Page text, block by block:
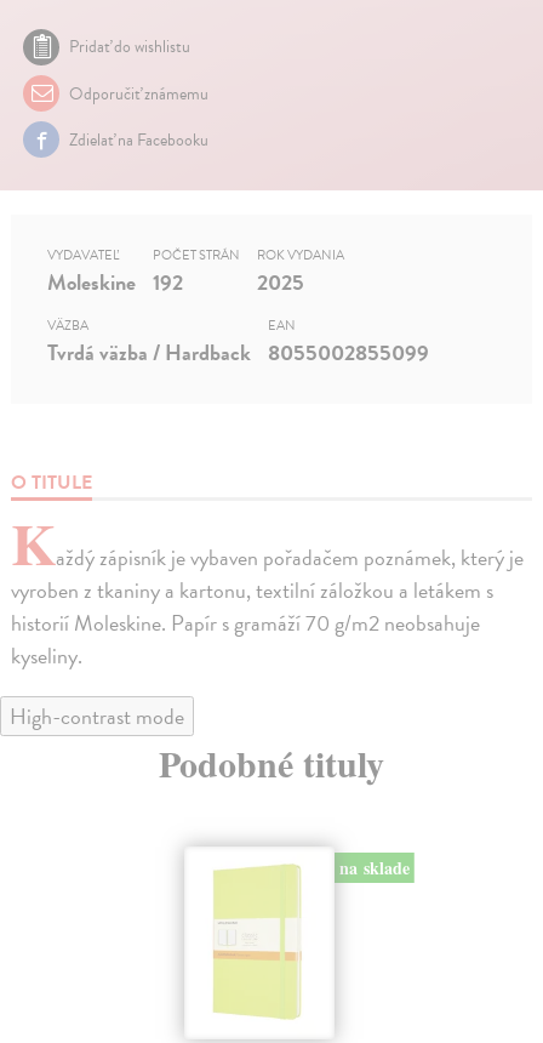
Pridať do wishlistu
Odporučiť známemu
Zdielať na Facebooku
O TITULE
Každý zápisník je vybaven pořadačem poznámek, který je
vyroben z tkaniny a kartonu, textilní záložkou a letákem s
historií Moleskine. Papír s gramáží 70 g/m2 neobsahuje
kyseliny.
VYDAVATEĽ
Moleskine
POČET STRÁN
192
ROK VYDANIA
2025
VÄZBA
Tvrdá väzba / Hardback
EAN
8055002855099
High-contrast mode
Podobné tituly
na sklade